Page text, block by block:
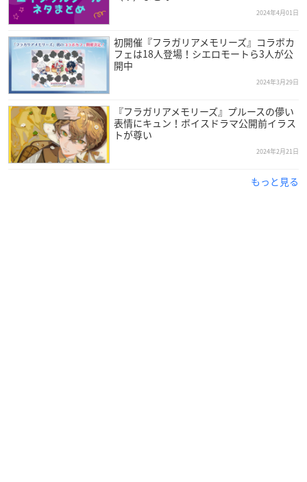
2024年4月01日
初開催『フラガリアメモリーズ』コラボカ
フェは18人登場！シエロモートら3人が公
開中
2024年3月29日
『フラガリアメモリーズ』プルースの儚い
表情にキュン！ボイスドラマ公開前イラス
トが尊い
2024年2月21日
もっと見る